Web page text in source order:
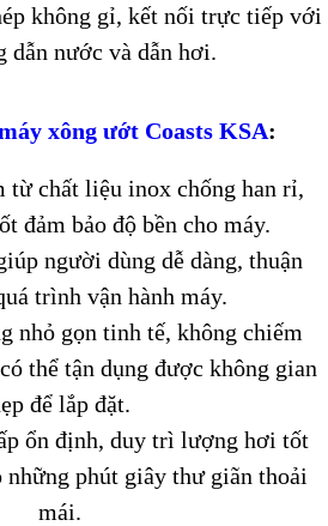
không gỉ, kết nối trực tiếp với
dẫn nước và dẫn hơi.
xông ướt Coasts KSA:
từ chất liệu inox chống han rỉ,
đảm bảo độ bền cho máy.
người dùng dễ dàng, thuận
trình vận hành máy.
nhỏ gọn tinh tế, không chiếm
thể tận dụng được không gian
để lắp đặt.
ổn định, duy trì lượng hơi tốt
phút giây thư giãn thoải
mái.